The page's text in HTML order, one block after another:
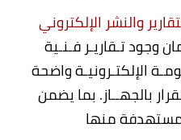
والنشر الإلكتروني
تـقاريـر فـنـية
الإلكتـرونيـة واضحة
بالجهــاز. بما يضمن
منها